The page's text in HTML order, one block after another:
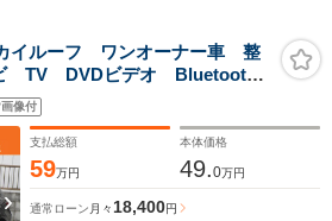
イルーフ ワンオーナー車 整
TV DVDビデオ Bluetooth
カメラ ETC HID 純正アル
ン 走行47000km タイミン
OBD検査済
像付
支払総額
59万円
本体価格
49.0万円
通常ローン 月々 18,400円